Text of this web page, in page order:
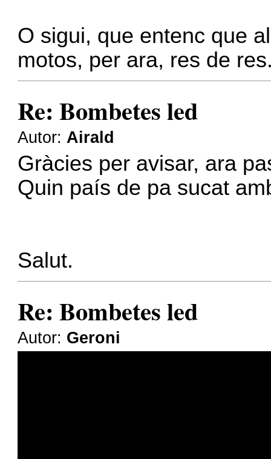
O sigui, que entenc que
motos, per ara, res de
Re: Bombetes led
Autor: Airald
Gràcies per avisar, ara
Quin país de pa sucat
Salut.
Re: Bombetes led
Autor: Geroni